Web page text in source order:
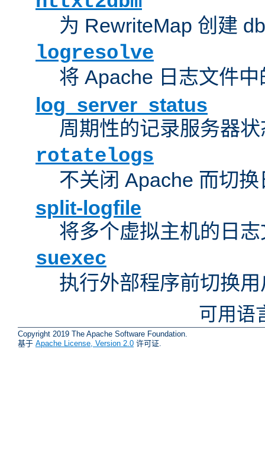
为 RewriteMap 创建
logresolve
将 Apache 日志文件
log_server_status
周期性的记录服务器
rotatelogs
不关闭 Apache 而切
split-logfile
将多个虚拟主机的日
suexec
执行外部程序前切换
可用语
Copyright 2019 The Apache Software Foundation.
基于 Apache License, Version 2.0 许可证.